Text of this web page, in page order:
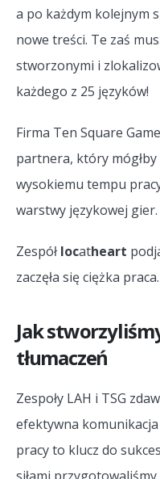
a po każdym kolejnym
nowe treści. Te zaś
stworzonymi i
każdego z 25 języków!
Firma Ten Square
partnera, który
wysokiemu tempu
warstwy językowej gier.
Zespół locatheart
zaczęła się ciężka praca.
Jak
tłumaczeń
Zespoły LAH i TSG
efektywna
pracy to klucz do
siłami